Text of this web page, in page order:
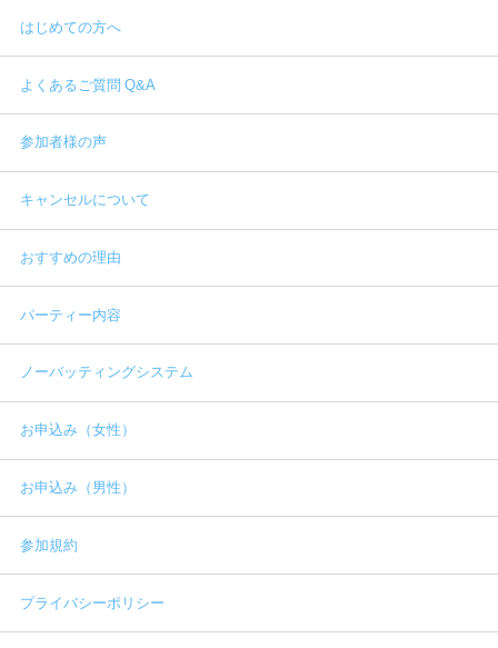
はじめての方へ
よくあるご質問 Q&A
参加者様の声
キャンセルについて
おすすめの理由
パーティー内容
ノーバッティングシステム
お申込み（女性）
お申込み（男性）
参加規約
プライバシーポリシー